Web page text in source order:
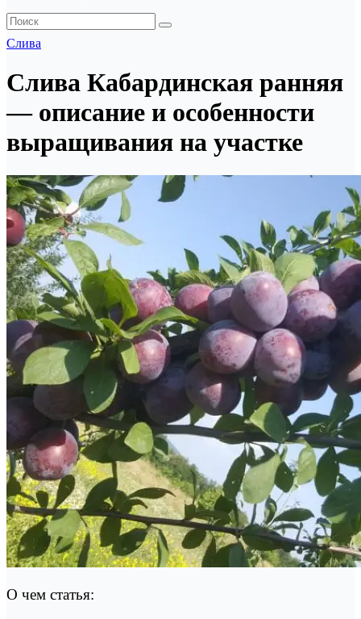
Слива
Слива Кабардинская ранняя
— описание и особенности
выращивания на участке
О чем статья: